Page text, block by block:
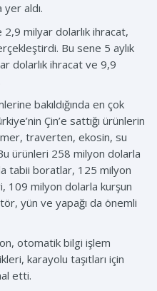
yer aldı.
2,9 milyar dolarlık ihracat,
Bu sene 5 aylık
dolarlık ihracat ve 9,9
bakıldığında en çok
Çin’e sattığı ürünlerin
traverten, ekosin, su
ürünleri 258 milyon dolarla
tabii boratlar, 125 milyon
109 milyon dolarla kurşun
yün ve yapağı da önemli
otomatik bilgi işlem
karayolu taşıtları için
etti.